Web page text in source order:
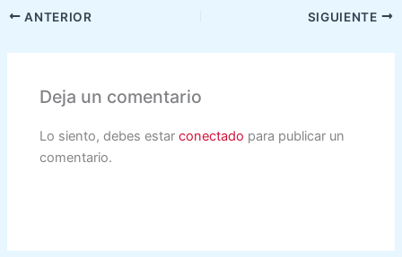
ANTERIOR SIGUIENTE
Deja un comentario
Lo siento, debes estarconectado para publicar un
comentario.